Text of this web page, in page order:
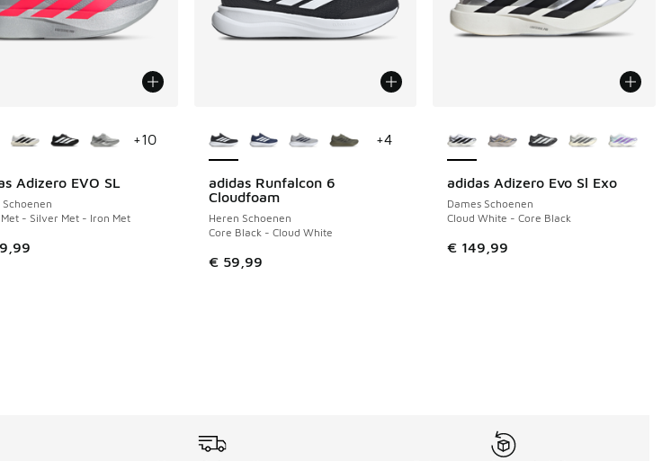
de aanbieding Prijs verlaagd van € 109,99 naar € 70,00
Adizero EVO SL
Schoenen
- Silver Met - Iron Met
+10
adidas Runfalcon 6
Cloudfoam
Heren Schoenen
Core Black - Cloud White
€ 59,99
+4
adidas Adizero Evo Sl Exo
Dames Schoenen
Cloud White - Core Black
€ 149,99